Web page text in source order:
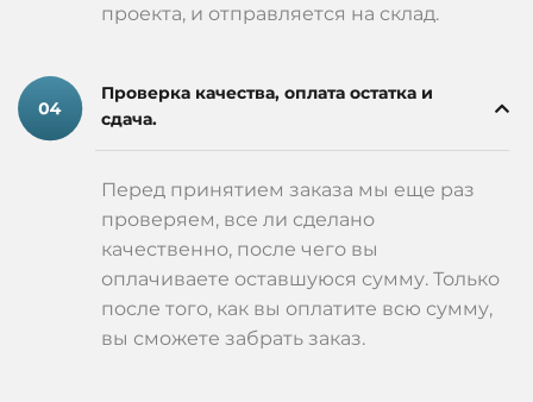
проекта, и отправляется на склад.
Проверка качества, оплата остатка и
сдача.
Перед принятием заказа мы еще раз
проверяем, все ли сделано
качественно, после чего вы
оплачиваете оставшуюся сумму. Только
после того, как вы оплатите всю сумму,
вы сможете забрать заказ.